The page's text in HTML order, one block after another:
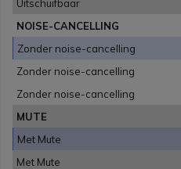
Uitschuifbaar
NOISE-CANCELLING
Zonder noise-cancelling
Zonder noise-cancelling
Zonder noise-cancelling
MUTE
Met Mute
Met Mute